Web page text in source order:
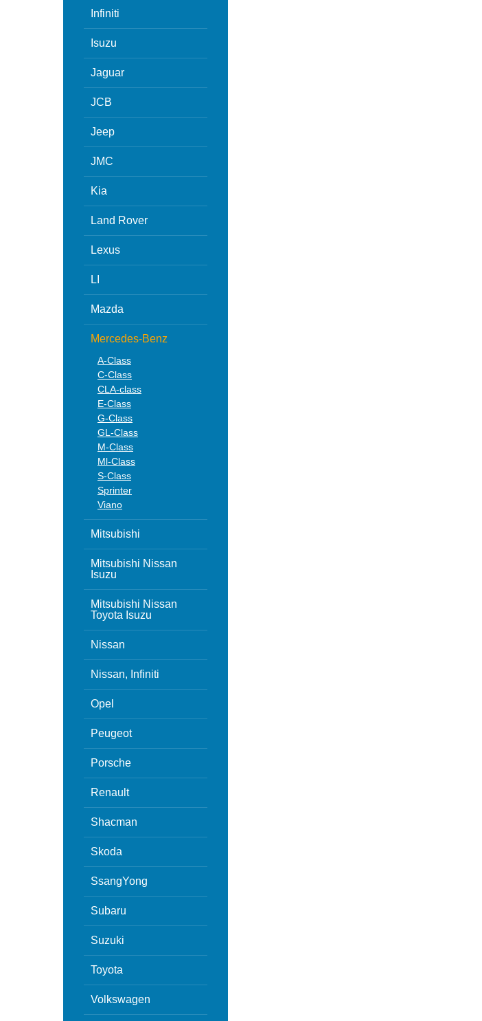
Infiniti
Isuzu
Jaguar
JCB
Jeep
JMC
Kia
Land Rover
Lexus
LI
Mazda
Mercedes-Benz
A-Class
C-Class
CLA-class
E-Class
G-Class
GL-Class
M-Class
Ml-Class
S-Class
Sprinter
Viano
Mitsubishi
Mitsubishi Nissan
Isuzu
Mitsubishi Nissan
Toyota Isuzu
Nissan
Nissan, Infiniti
Opel
Peugeot
Porsche
Renault
Shacman
Skoda
SsangYong
Subaru
Suzuki
Toyota
Volkswagen